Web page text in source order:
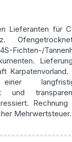
Lieferanten für
Fichten-/
Karpatenvorland.
und
Mehrwertsteuer.